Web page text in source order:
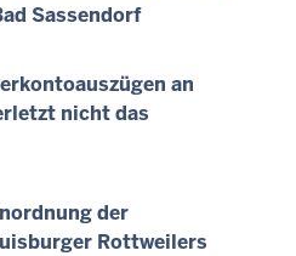
Sassendorf
an
nicht das
der
Rottweilers